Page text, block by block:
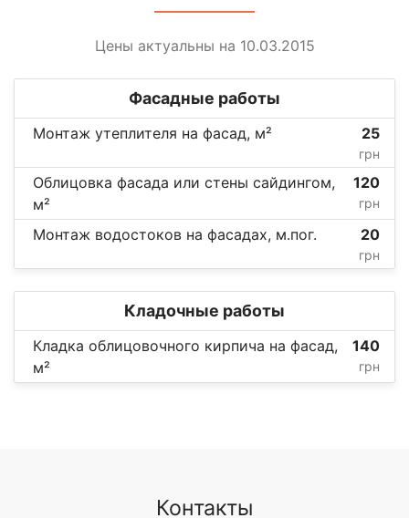
Цены актуальны на 10.03.2015
Фасадные работы
Монтаж утеплителя на фасад, м² 25
грн
Облицовка фасада или стены сайдингом,
м²
120
грн
Монтаж водостоков на фасадах, м.пог. 20
грн
Кладочные работы
Кладка облицовочного кирпича на фасад,
м²
140
грн
Контакты